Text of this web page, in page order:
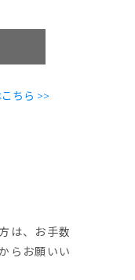
ちら >>
は、お手数
らお願いい